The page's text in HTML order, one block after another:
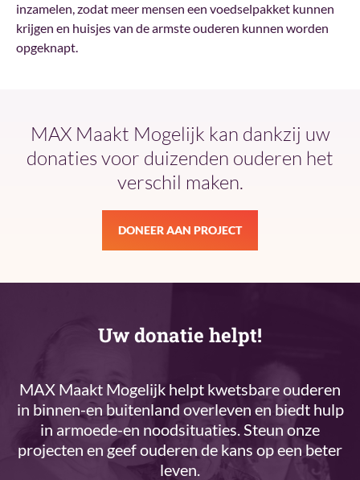
inzamelen, zodat meer mensen een voedselpakket kunnen
krijgen en huisjes van de armste ouderen kunnen worden
opgeknapt.
MAX Maakt Mogelijk kan dankzij uw
donaties voor duizenden ouderen het
verschil maken.
DONEER AAN PROJECT
Uw donatie helpt!
MAX Maakt Mogelijk helpt kwetsbare ouderen
in binnen-en buitenland overleven en biedt hulp
in armoede-en noodsituaties. Steun onze
projecten en geef ouderen de kans op een beter
leven.